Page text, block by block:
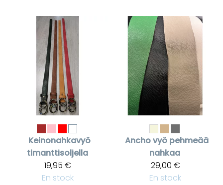
Keinonahkavyö
timanttisoljella
19,95 €
En stock
Ancho vyö pehmeää
nahkaa
29,00 €
En stock